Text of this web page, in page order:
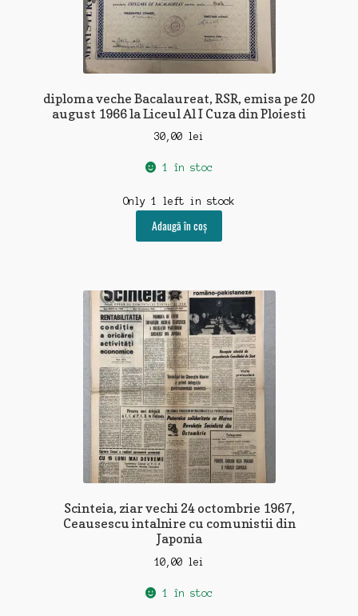
diploma veche Bacalaureat, RSR, emisa pe 20
august 1966 la Liceul Al I Cuza din Ploiesti
30,00 lei
1 în stoc
Only 1 left in stock
Adaugă în coș
Scinteia, ziar vechi 24 octombrie 1967,
Ceausescu intalnire cu comunistii din
Japonia
10,00 lei
1 în stoc